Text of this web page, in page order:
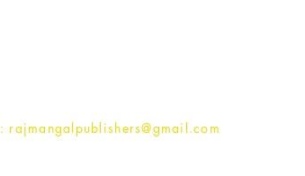
: rajmangalpublishers@gmail.com